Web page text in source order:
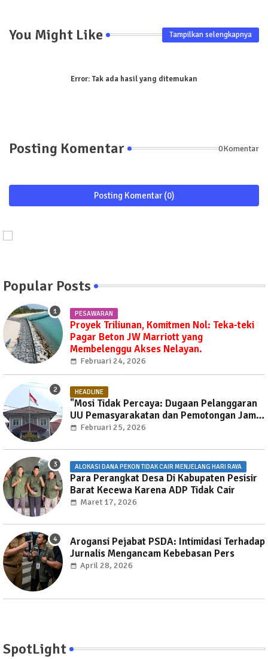
You Might Like Tampilkan selengkapnya
Error:Tak ada hasil yang ditemukan
Posting Komentar 0Komentar
Posting Komentar (0)
Popular Posts
PESAWARAN
Proyek Triliunan, Komitmen Nol: Teka-teki
Pagar Beton JW Marriott yang
Membelenggu Akses Nelayan.
Februari 24, 2026
HEADLINE
"Mosi Tidak Percaya: Dugaan Pelanggaran
UU Pemasyarakatan dan Pemotongan Jam
Layanan Publik di Rutan Way Huwi."
Februari 25, 2026
ALOKASI DANA PEKON TIDAK CAIR MENJELANG HARI RAYA
Para Perangkat Desa Di Kabupaten Pesisir
Barat Kecewa Karena ADP Tidak Cair
Maret 17, 2026
Arogansi Pejabat PSDA: Intimidasi Terhadap
Jurnalis Mengancam Kebebasan Pers
April 28, 2026
SpotLight